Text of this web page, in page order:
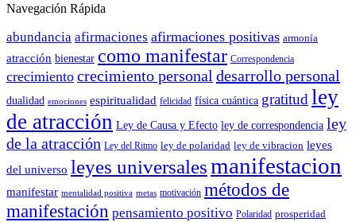
Navegación Rápida
abundancia afirmaciones afirmaciones positivas armonía
atracción bienestar como manifestar Correspondencia
crecimiento crecimiento personal desarrollo personal
dualidad emociones espiritualidad felicidad física cuántica gratitud ley
de atracción Ley de Causa y Efecto ley de correspondencia ley
de la atracción Ley del Ritmo ley de polaridad ley de vibracion leyes
del universo leyes universalesmanifestacion
manifestar mentalidad positiva metas motivación métodos de
manifestación pensamiento positivo Polaridad prosperidad